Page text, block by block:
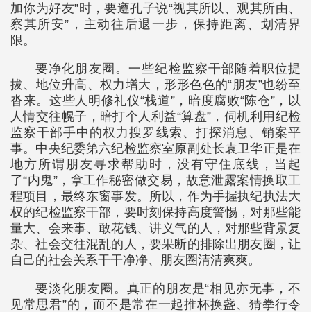
加你为好友”时，要遵孔子说“视其所以、观其所由、
察其所安”，主动往后退一步，保持距离、划清界
限。
要净化朋友圈。一些纪检监察干部随着职位提
拔、地位升高、权力增大，形形色色的“朋友”也纷至
沓来。这些人明修礼仪“栈道”，暗度腐败“陈仓”，以
人情交往幌子，暗打个人利益“算盘”，伺机利用纪检
监察干部手中的权力搜罗线索、打探消息、销案平
事。中央纪委第六纪检监察室原副处长袁卫华正是在
地方所谓朋友寻求帮助时，没有守住底线，当起
了“内鬼”，拿工作秘密做交易，故意泄露案情换取工
程项目，最终东窗事发。所以，作为手握执纪执法大
权的纪检监察干部，要时刻保持高度警惕，对那些能
量大、会来事、敢花钱、讲义气的人，对那些背景复
杂、社会交往混乱的人，要果断的排除出朋友圈，让
自己的社会关系干干净净、朋友圈清清爽爽。
要淡化朋友圈。真正的朋友是“相见亦无事，不
见常思君”的，而不是常在一起推杯换盏、猜拳行令